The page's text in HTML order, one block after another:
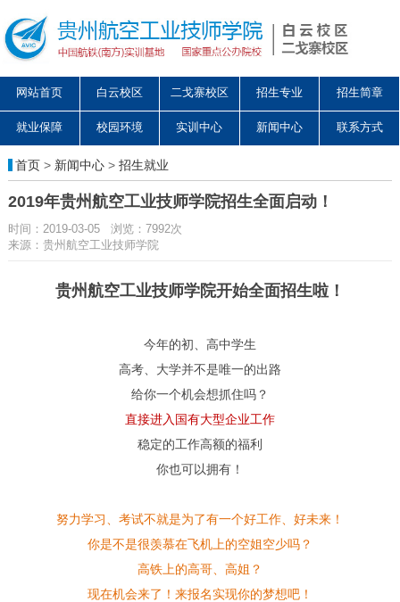
网站首页 白云校区 二戈寨校区 招生专业 招生简章
就业保障 校园环境 实训中心 新闻中心 联系方式
首页> 新闻中心> 招生就业
2019年贵州航空工业技师学院招生全面启动！
时间：2019-03-05 浏览：7992次
来源：贵州航空工业技师学院
贵州航空工业技师学院开始全面招生啦！
今年的初、高中学生
高考、大学并不是唯一的出路
给你一个机会想抓住吗？
直接进入国有大型企业工作
稳定的工作高额的福利
你也可以拥有！
努力学习、考试不就是为了有一个好工作、好未来！
你是不是很羡慕在飞机上的空姐空少吗？
高铁上的高哥、高姐？
现在机会来了！来报名实现你的梦想吧！